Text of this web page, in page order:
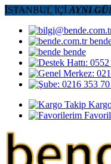
İSTANBUL İÇİ AYNI
bende